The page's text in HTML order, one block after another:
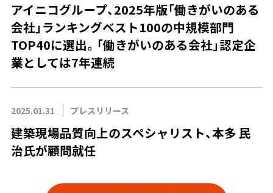
アイニコグループ、2025年版「働きがいのある
会社」ランキングベスト100の中規模部門
TOP40に選出。「働きがいのある会社」認定企
業としては7年連続
2025.01.31 プレスリリース
建築現場品質向上のスペシャリスト、本多 民
治氏が顧問就任